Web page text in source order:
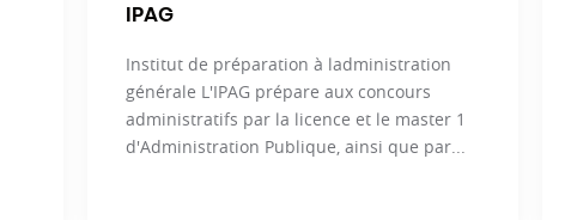
IPAG
Institut de préparation à ladministration
générale L'IPAG prépare aux concours
administratifs par la licence et le master 1
d'Administration Publique, ainsi que par...